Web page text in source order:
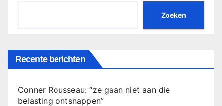
Zoeken
Recente berichten
Conner Rousseau: “ze gaan niet aan die
belasting ontsnappen”